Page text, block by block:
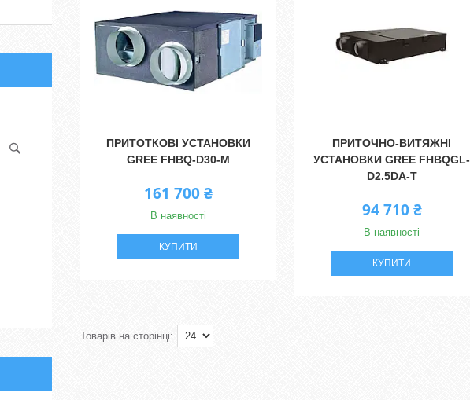
ПРИТОТКОВІ УСТАНОВКИ
GREE FHBQ-D30-M
161 700 ₴
В наявності
КУПИТИ
ПРИТОЧНО-ВИТЯЖНІ
УСТАНОВКИ GREE FHBQGL-
D2.5DA-T
94 710 ₴
В наявності
КУПИТИ